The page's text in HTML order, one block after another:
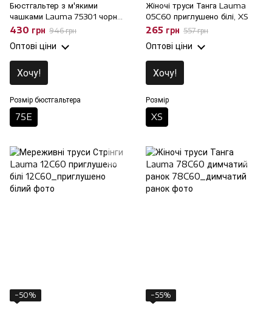
Бюстгальтер з м'якими
чашками Lauma 75301 чорний
на кісточках, 75E
430 грн 946 грн
Оптові ціни
Хочу!
Розмір бюстгальтера
75E
Жіночі труси Танга Lauma
05C60 приглушено білі, XS
265 грн 557 грн
Оптові ціни
Хочу!
Розмір
XS
−50% −55%